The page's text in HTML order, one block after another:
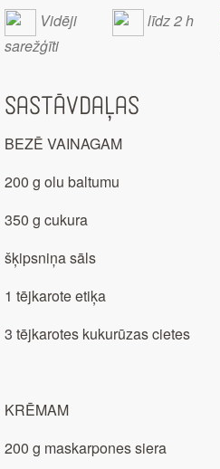
Vidēji
sarežģīti
līdz 2 h
Sastāvdaļas
BEZĒ VAINAGAM
200 g olu baltumu
350 g cukura
šķipsniņa sāls
1 tējkarote etiķa
3 tējkarotes kukurūzas cietes
KRĒMAM
200 g maskarpones siera